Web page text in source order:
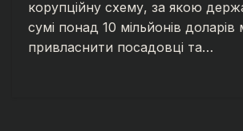
корупційну схему, за якою
сумі понад 10 мільйонів доларів
привласнити посадовці та…